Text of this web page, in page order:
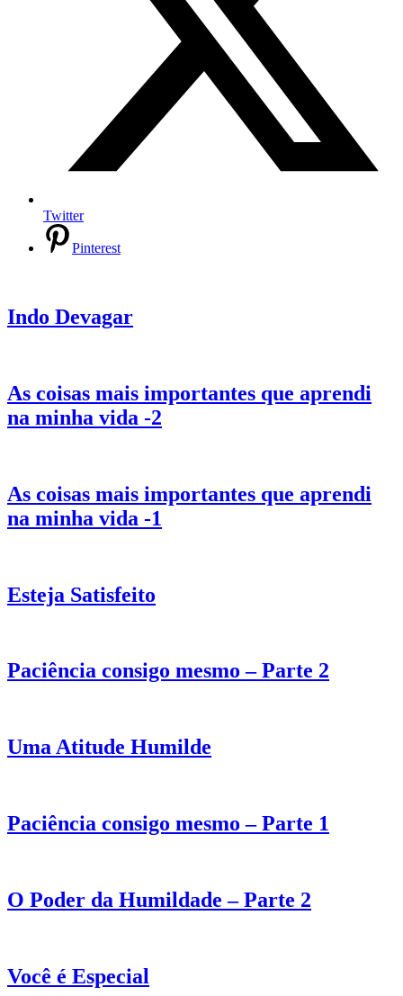
Twitter
Pinterest
Indo Devagar
As coisas mais importantes que aprendi
na minha vida -2
As coisas mais importantes que aprendi
na minha vida -1
Esteja Satisfeito
Paciência consigo mesmo – Parte 2
Uma Atitude Humilde
Paciência consigo mesmo – Parte 1
O Poder da Humildade – Parte 2
Você é Especial